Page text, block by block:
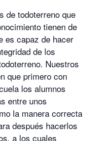
de todoterreno que
tienen de
es capaz de hacer
de los
Nuestros
que primero con
los alumnos
entre unos
la manera correcta
después hacerlos
a los cuales